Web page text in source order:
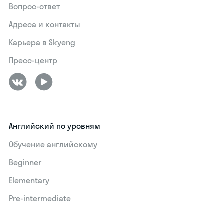
Вопрос-ответ
Адреса и контакты
Карьера в Skyeng
Пресс-центр
Английский по уровням
Обучение английскому
Beginner
Elementary
Pre-intermediate